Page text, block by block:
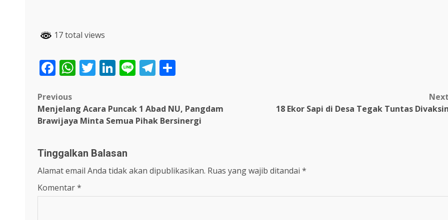
17 total views
Facebook
WhatsApp
Twitter
LinkedIn
LineTelegram
Post
navigation
Previous
Menjelang Acara Puncak 1 Abad NU, Pangdam
Brawijaya Minta Semua Pihak Bersinergi
18 Ekor Sapi di Desa Tegak Tuntas
Tinggalkan Balasan
Alamat email Anda tidak akan dipublikasikan. Ruas yang wajib ditandai *
Komentar*